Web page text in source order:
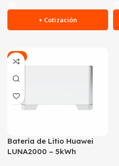
+ Cotización
-6%
Batería de Litio Huawei
LUNA2000 – 5kWh